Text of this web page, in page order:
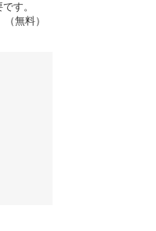
す。
無料）